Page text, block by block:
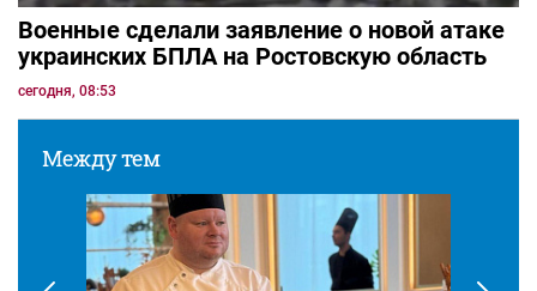
Военные сделали заявление о новой атаке
украинских БПЛА на Ростовскую область
сегодня, 08:53
Между тем